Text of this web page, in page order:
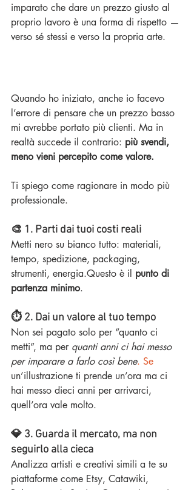
imparato che dare un prezzo giusto al
proprio lavoro è una forma di rispetto —
verso sé stessi e verso la propria arte.
Quando ho iniziato, anche io facevo
l’errore di pensare che un prezzo basso
mi avrebbe portato più clienti. Ma in
realtà succede il contrario: più svendi,
meno vieni percepito come valore.
Ti spiego come ragionare in modo più
professionale.
🎨 1. Parti dai tuoi costi reali
Metti nero su bianco tutto: materiali,
tempo, spedizione, packaging,
strumenti, energia.Questo è il punto di
partenza minimo.
⏱️ 2. Dai un valore al tuo tempo
Non sei pagato solo per “quanto ci
metti”, ma per quanti anni ci hai messo
per imparare a farlo così bene. Se
un’illustrazione ti prende un’ora ma ci
hai messo dieci anni per arrivarci,
quell’ora vale molto.
💎 3. Guarda il mercato, ma non
seguirlo alla cieca
Analizza artisti e creativi simili a te su
piattaforme come Etsy, Catawiki,